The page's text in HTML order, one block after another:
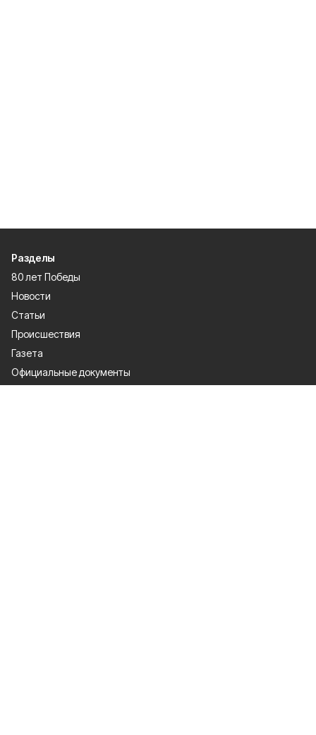
Разделы
80 лет Победы
Новости
Статьи
Происшествия
Газета
Официальные документы